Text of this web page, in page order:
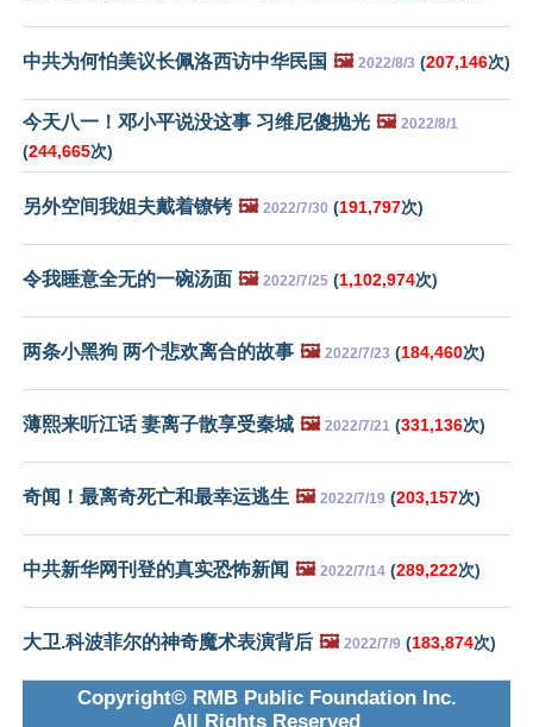
中共为何怕美议长佩洛西访中华民国 🖼️ 2022/8/3 (207,146次)
今天八一！邓小平说没这事 习维尼傻抛光 🖼️ 2022/8/1
(244,665次)
另外空间我姐夫戴着镣铐 🖼️ 2022/7/30 (191,797次)
令我睡意全无的一碗汤面 🖼️ 2022/7/25 (1,102,974次)
两条小黑狗 两个悲欢离合的故事 🖼️ 2022/7/23 (184,460次)
薄熙来听江话 妻离子散享受秦城 🖼️ 2022/7/21 (331,136次)
奇闻！最离奇死亡和最幸运逃生 🖼️ 2022/7/19 (203,157次)
中共新华网刊登的真实恐怖新闻 🖼️ 2022/7/14 (289,222次)
大卫.科波菲尔的神奇魔术表演背后 🖼️ 2022/7/9 (183,874次)
Copyright© RMB Public Foundation Inc.
All Rights Reserved